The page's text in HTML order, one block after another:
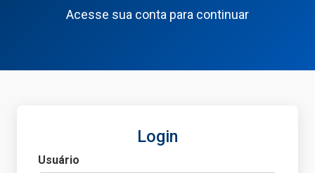
Acesse sua conta para continuar
Login
Usuário